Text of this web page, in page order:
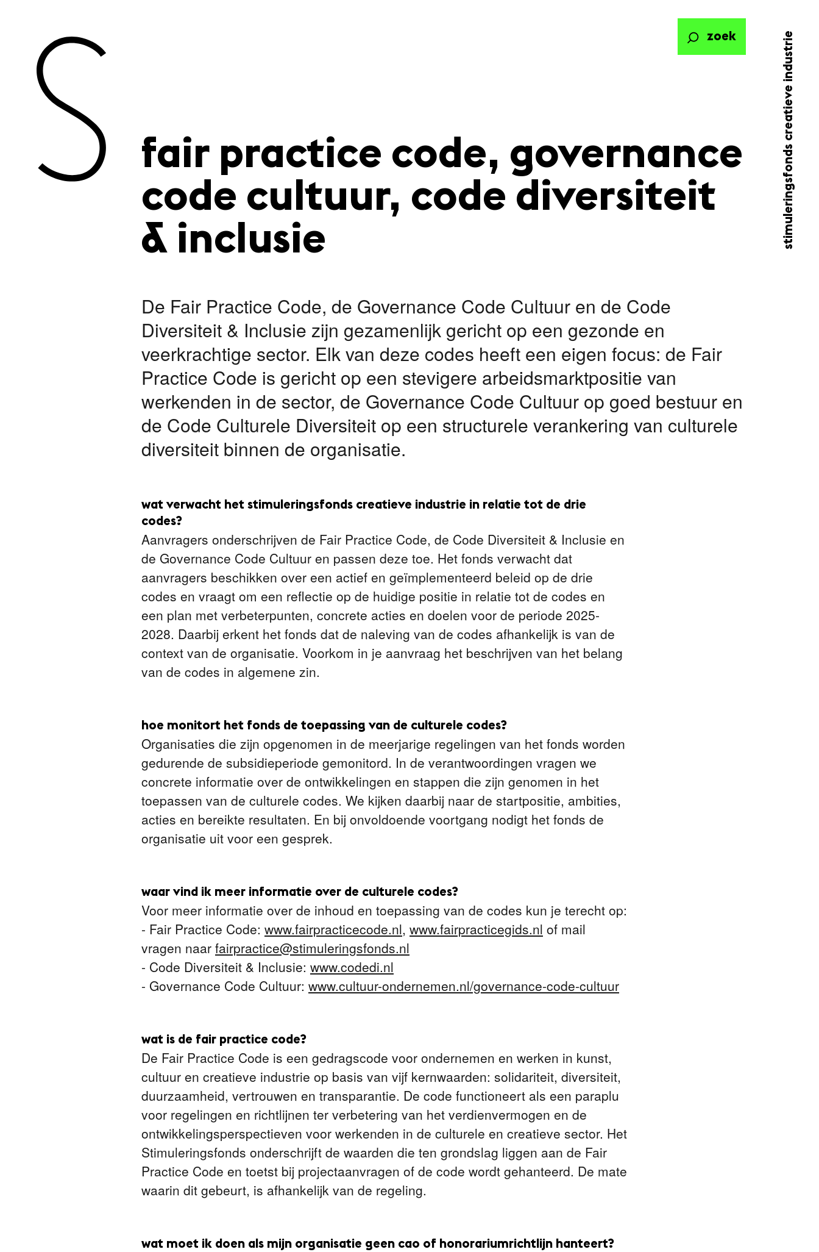
stimuleringsfonds creatieve industrie
zoek
fair practice code, governance
code cultuur, code diversiteit
& inclusie
De Fair Practice Code, de Governance Code Cultuur en de Code
Diversiteit & Inclusie zijn gezamenlijk gericht op een gezonde en
veerkrachtige sector. Elk van deze codes heeft een eigen focus: de Fair
Practice Code is gericht op een stevigere arbeidsmarktpositie van
werkenden in de sector, de Governance Code Cultuur op goed bestuur en
de Code Culturele Diversiteit op een structurele verankering van culturele
diversiteit binnen de organisatie.
wat verwacht het stimuleringsfonds creatieve industrie in relatie tot de drie
codes?
Aanvragers onderschrijven de Fair Practice Code, de Code Diversiteit & Inclusie en
de Governance Code Cultuur en passen deze toe. Het fonds verwacht dat
aanvragers beschikken over een actief en geïmplementeerd beleid op de drie
codes en vraagt om een reflectie op de huidige positie in relatie tot de codes en
een plan met verbeterpunten, concrete acties en doelen voor de periode 2025-
2028. Daarbij erkent het fonds dat de naleving van de codes afhankelijk is van de
context van de organisatie. Voorkom in je aanvraag het beschrijven van het belang
van de codes in algemene zin.
hoe monitort het fonds de toepassing van de culturele codes?
Organisaties die zijn opgenomen in de meerjarige regelingen van het fonds worden
gedurende de subsidieperiode gemonitord. In de verantwoordingen vragen we
concrete informatie over de ontwikkelingen en stappen die zijn genomen in het
toepassen van de culturele codes. We kijken daarbij naar de startpositie, ambities,
acties en bereikte resultaten. En bij onvoldoende voortgang nodigt het fonds de
organisatie uit voor een gesprek.
waar vind ik meer informatie over de culturele codes?
Voor meer informatie over de inhoud en toepassing van de codes kun je terecht op:
- Fair Practice Code: www.fairpracticecode.nl, www.fairpracticegids.nl of mail
vragen naar fairpractice@stimuleringsfonds.nl
- Code Diversiteit & Inclusie: www.codedi.nl
- Governance Code Cultuur: www.cultuur-ondernemen.nl/governance-code-cultuur
wat is de fair practice code?
De Fair Practice Code is een gedragscode voor ondernemen en werken in kunst,
cultuur en creatieve industrie op basis van vijf kernwaarden: solidariteit, diversiteit,
duurzaamheid, vertrouwen en transparantie. De code functioneert als een paraplu
voor regelingen en richtlijnen ter verbetering van het verdienvermogen en de
ontwikkelingsperspectieven voor werkenden in de culturele en creatieve sector. Het
Stimuleringsfonds onderschrijft de waarden die ten grondslag liggen aan de Fair
Practice Code en toetst bij projectaanvragen of de code wordt gehanteerd. De mate
waarin dit gebeurt, is afhankelijk van de regeling.
wat moet ik doen als mijn organisatie geen cao of honorariumrichtlijn hanteert?